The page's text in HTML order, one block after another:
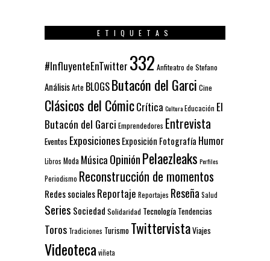
ETIQUETAS
#InfluyenteEnTwitter 332 Anfiteatro de Stefano
AnálisisArte BLOGSButacón del Garci Cine
Clásicos del CómicCrítica CulturaEducación El
Butacón del Garci Emprendedores Entrevista
Eventos ExposicionesExposición Fotografía Humor
Libros Moda Música OpiniónPelaezleaks Perfiles
Periodismo Reconstrucción de momentos
Redes socialesReportaje Reportajes Reseña Salud
Series Sociedad Solidaridad Tecnología Tendencias
Toros Tradiciones Turismo TwittervistaViajes
Videoteca viñeta